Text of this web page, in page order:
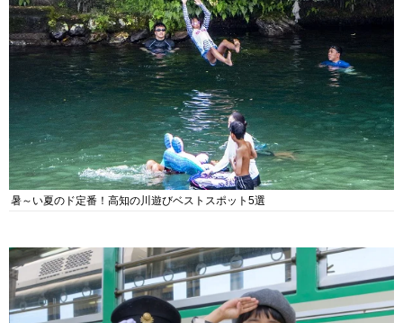
暑～い夏のド定番！高知の川遊びベストスポット5選